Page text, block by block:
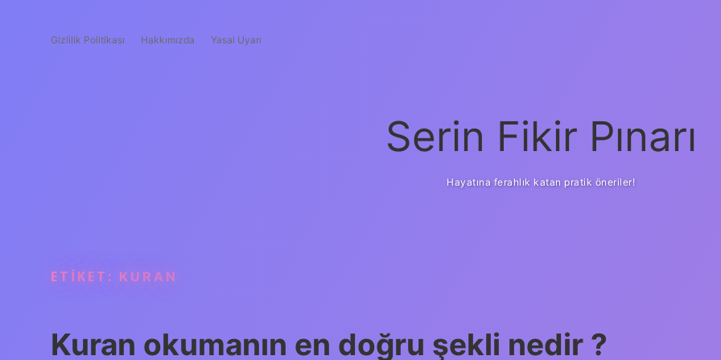
Gizlilik Politikası Hakkımızda Yasal Uyarı
Serin Fikir Pınarı
Hayatına ferahlık katan pratik öneriler!
ETIKET: KURAN
Kuran okumanın en doğru şekli nedir ?